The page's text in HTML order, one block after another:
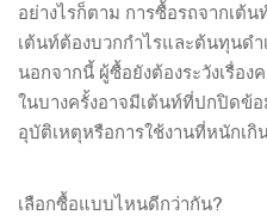
อย่างไรก็ตาม การซื้อรถจากเต้
เต้นท์ต้องบวกกำไรและต้นทุนดำ
นอกจากนี้ ผู้ซื้อยังต้องระวังเรื่อง
ในบางครั้งอาจมีเต้นท์ที่ปกปิดข้อ
อุบัติเหตุหรือการใช้งานที่หนักเกิ
เลือกซื้อแบบไหนดีกว่ากัน?